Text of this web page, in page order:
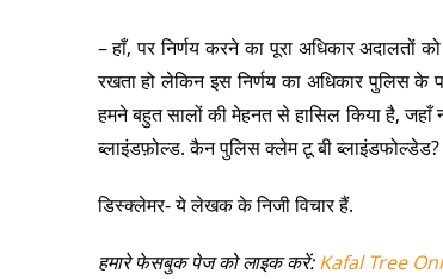
– हाँ, पर निर्णय करने का पूरा अधिकार अदालतों
रखता हो लेकिन इस निर्णय का अधिकार पुलिस
हमने बहुत सालों की मेहनत से हासिल किया है, जहाँ
ब्लाइंडफ़ोल्ड. कैन पुलिस क्लेम टू बी
डिस्क्लेमर- ये लेखक के निजी विचार हैं.
हमारे फेसबुक पेज को लाइक करें:Kafal Tree